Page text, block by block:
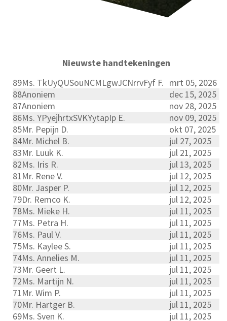
Nieuwste handtekeningen
89Ms. TkUyQUSouNCMLgwJCNrrvFyf F. mrt 05, 2026
88Anoniem
dec 15, 2025
87Anoniem
nov 28, 2025
86Ms. YPyejhrtxSVKYytapIp E.
nov 09, 2025
85Mr. Pepijn D.
okt 07, 2025
84Mr. Michel B.
jul 27, 2025
83Mr. Luuk K.
jul 21, 2025
82Ms. Iris R.
jul 13, 2025
81Mr. Rene V.
jul 12, 2025
80Mr. Jasper P.
jul 12, 2025
79Dr. Remco K.
jul 12, 2025
78Ms. Mieke H.
jul 11, 2025
77Ms. Petra H.
jul 11, 2025
76Ms. Paul V.
jul 11, 2025
75Ms. Kaylee S.
jul 11, 2025
74Ms. Annelies M.
jul 11, 2025
73Mr. Geert L.
jul 11, 2025
72Ms. Martijn N.
jul 11, 2025
71Mr. Wim P.
jul 11, 2025
70Mr. Hartger B.
jul 11, 2025
69Ms. Sven K.
jul 11, 2025